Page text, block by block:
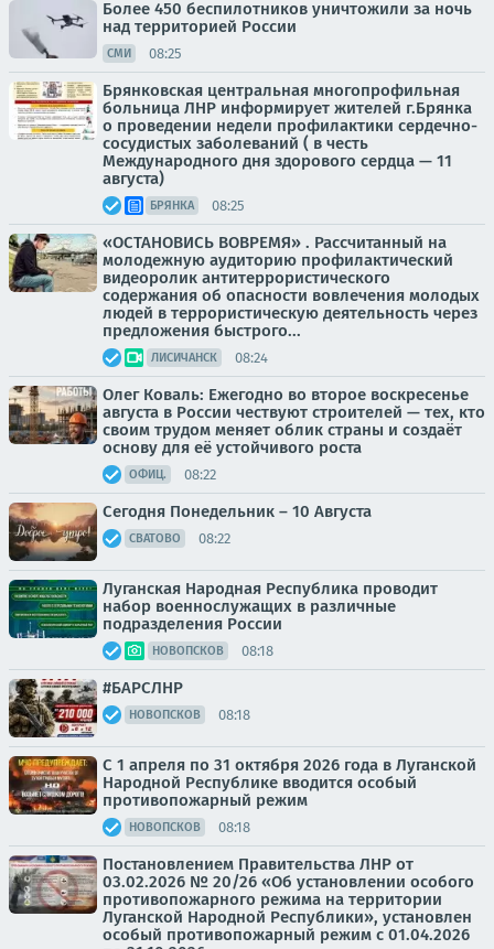
Более 450 беспилотников уничтожили за ночь
над территорией России
СМИ 08:25
Брянковская центральная многопрофильная
больница ЛНР информирует жителей г.Брянка
о проведении недели профилактики сердечно-
сосудистых заболеваний ( в честь
Международного дня здорового сердца — 11
августа)
БРЯНКА 08:25
«ОСТАНОВИСЬ ВОВРЕМЯ» . Рассчитанный на
молодежную аудиторию профилактический
видеоролик антитеррористического
содержания об опасности вовлечения молодых
людей в террористическую деятельность через
предложения быстрого...
ЛИСИЧАНСК 08:24
Олег Коваль: Ежегодно во второе воскресенье
августа в России чествуют строителей — тех, кто
своим трудом меняет облик страны и создаёт
основу для её устойчивого роста
ОФИЦ. 08:22
Сегодня Понедельник – 10 Августа
СВАТОВО 08:22
Луганская Народная Республика проводит
набор военнослужащих в различные
подразделения России
НОВОПСКОВ 08:18
#БАРСЛНР
НОВОПСКОВ 08:18
С 1 апреля по 31 октября 2026 года в Луганской
Народной Республике вводится особый
противопожарный режим
НОВОПСКОВ 08:18
Постановлением Правительства ЛНР от
03.02.2026 № 20/26 «Об установлении особого
противопожарного режима на территории
Луганской Народной Республики», установлен
особый противопожарный режим с 01.04.2026